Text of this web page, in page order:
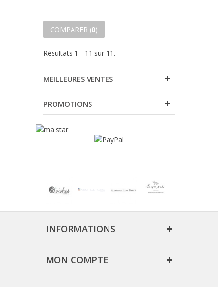
COMPARER (0)
Résultats 1 - 11 sur 11.
MEILLEURES VENTES
PROMOTIONS
INFORMATIONS
MON COMPTE